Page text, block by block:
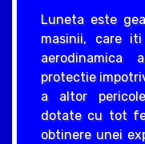
Luneta este
masinii, care
protectie
a altor
dotate cu tot
obtinere unei